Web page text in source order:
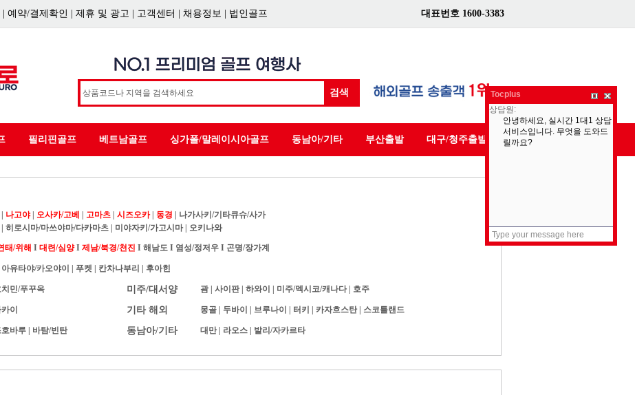
예약/결제확인 제휴 및 광고 고객센터 채용정보 법인골프 대표번호 1600-3383
검색
필리핀골프 베트남골프 싱가폴/말레이시아골프 동남아/기타 부산출발 대구/청주출발
나고야| 오사카/고베 고마츠 시즈오카| 동경
나가사키/기타큐슈/사가
히로시마/마쓰야마/다카마츠 미야자키/가고시마| 오키나와
태/위해 I 대련/심양I 제남/북경/천진 I 해남도 I 염성/정저우 I 곤명/장가계
아유타야/카오야이 푸켓 칸차나부리 후아힌
치민/푸꾸옥
이
호바루 바탐/빈탄
미주/대서양 괌| 사이판| 하와이 미주/멕시코/캐나다| 호주
기타 해외 몽골 두바이 브루나이 터키 카자흐스탄| 스코틀랜드
동남아/기타 대만| 라오스 발리/자카르타
Tocplus